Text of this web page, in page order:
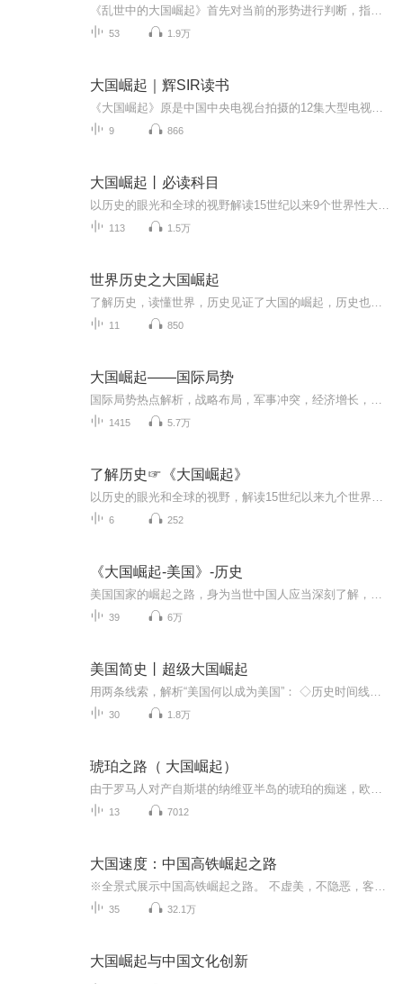
53 1.9万
大国崛起｜辉SIR读书
9 866
大国崛起丨必读科目
113 1.5万
世界历史之大国崛起
11 850
大国崛起——国际局势
1415 5.7万
了解历史☞《大国崛起》
6 252
《大国崛起-美国》-历史
39 6万
美国简史丨超级大国崛起
30 1.8万
琥珀之路（ 大国崛起）
13 7012
大国速度：中国高铁崛起之路
35 32.1万
大国崛起与中国文化创新